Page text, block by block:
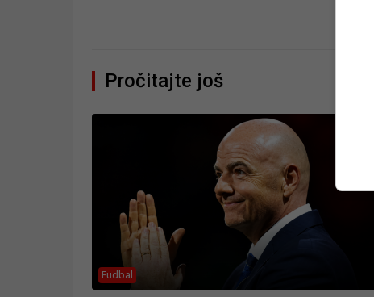
Pročitajte još
Fudbal